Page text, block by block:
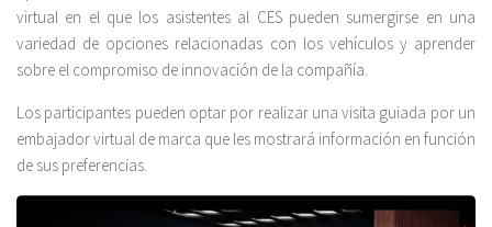
virtual en el que los asistentes al CES pueden sumergirse en una
variedad de opciones relacionadas con los vehículos y aprender
sobre el compromiso de innovación de la compañía.
Los participantes pueden optar por realizar una visita guiada por un
embajador virtual de marca que les mostrará información en función
de sus preferencias.